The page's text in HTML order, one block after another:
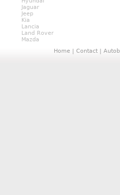
Jaguar
Jeep
Kia
Lancia
Land Rover
Mazda
Home | Contact |